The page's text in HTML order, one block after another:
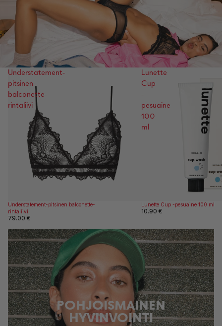
Understatement-
pitsinen
balconette-
rintaliivi
Understatement-pitsinen balconette-
rintaliivi
79.00 €
Lunette
Cup
-
pesuaine
100
ml
Lunette Cup -pesuaine 100 ml
10.90 €
POHJOISMAINEN
HYVINVOINTI